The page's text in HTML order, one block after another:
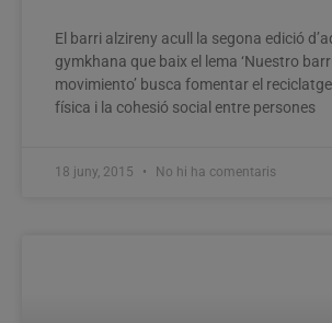
El barri alzireny acull la segona edició
gymkhana que baix el lema ‘Nuestro
movimiento’ busca fomentar el
física i la cohesió social entre persones
18 juny, 2015 No hi ha comentaris